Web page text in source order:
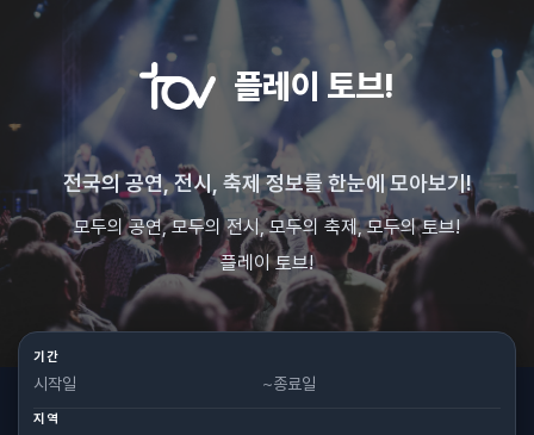
플레이 토브!
전국의 공연, 전시, 축제 정보를 한눈에 모아보기!
모두의 공연, 모두의 전시, 모두의 축제, 모두의 토브!
플레이 토브!
기간
~
지역